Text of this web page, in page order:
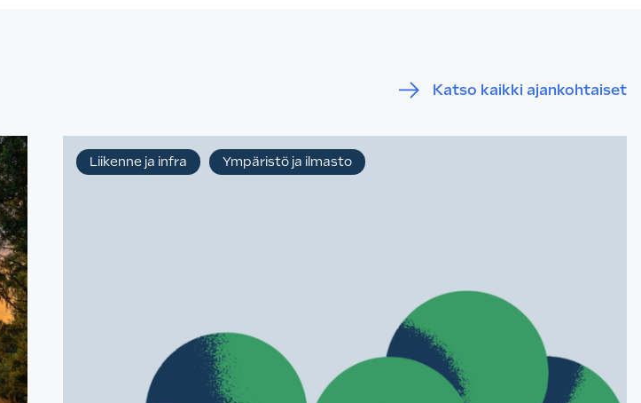
Liikenne ja infra Ympäristö ja ilmasto
Katso kaikki ajankohtaiset